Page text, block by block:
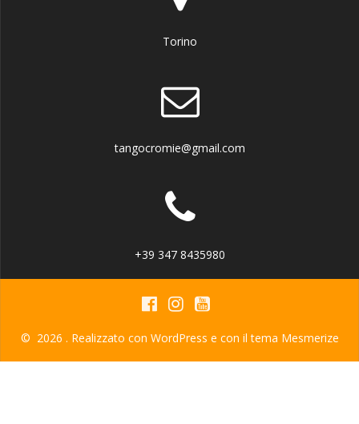
Torino
tangocromie@gmail.com
+39 347 8435980
© 2026 . Realizzato con WordPress e con il tema Mesmerize